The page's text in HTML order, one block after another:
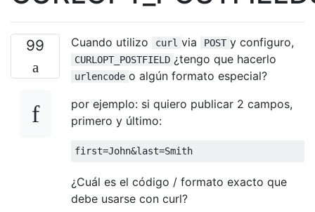
99 Cuando utilizo curl via POST y configuro,
CURLOPT_POSTFIELD ¿tengo que hacerlo
urlencode o algún formato especial?
por ejemplo: si quiero publicar 2 campos,
primero y último:
first=John&last=Smith
¿Cuál es el código / formato exacto que
debe usarse con curl?